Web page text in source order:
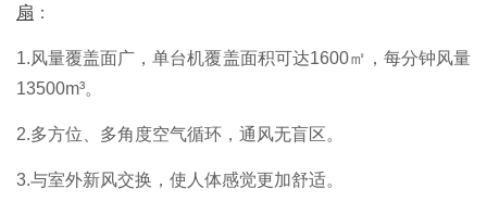
扇 ：
1.风量覆盖面广，单台机覆盖面积可达1600㎡，每分钟风量
13500m³。
2.多方位、多角度空气循环，通风无盲区。
3.与室外新风交换，使人体感觉更加舒适。